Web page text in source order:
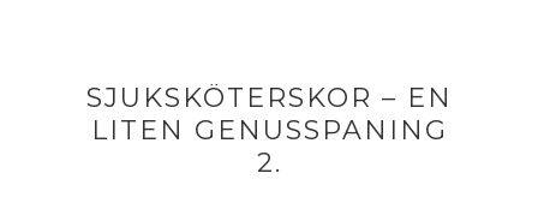
SJUKSKÖTERSKOR – EN
LITEN GENUSSPANING
2.